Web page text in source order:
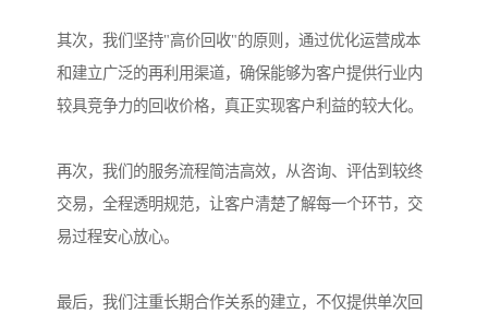
其次，我们坚持"高价回收"的原则，通过优化运营成本
和建立广泛的再利用渠道，确保能够为客户提供行业内
较具竞争力的回收价格，真正实现客户利益的较大化。
再次，我们的服务流程简洁高效，从咨询、评估到较终
交易，全程透明规范，让客户清楚了解每一个环节，交
易过程安心放心。
最后，我们注重长期合作关系的建立，不仅提供单次回